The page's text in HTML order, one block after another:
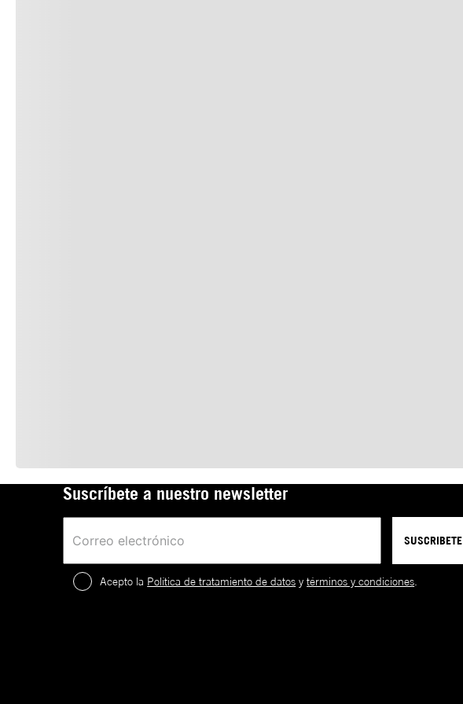
Suscríbete a nuestro newsletter
SUSCRIBETE
Acepto la Política de tratamiento de datos ytérminos y condiciones